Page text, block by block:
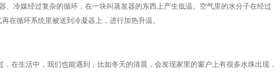
冷媒经过复杂的循环，在一块叫蒸发器的东西上产生低温。空气里的水分子在经过
在循环系统里被送到冷凝器上，进行加热升温。
生活中，我们也能遇到，比如冬天的清晨，会发现家里的窗户上有很多水珠出现，